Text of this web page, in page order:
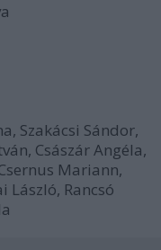
Szakácsi Sándor,
Császár Angéla,
Mariann,
László, Rancsó